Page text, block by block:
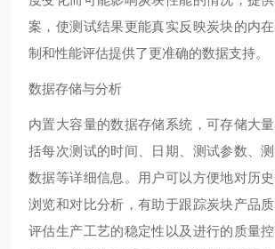
案，使测试结果更能真实反映炭块的内
制和性能评估提供了更准确的数据支持。
数据存储与分析
内置大容量的数据存储系统，可存储大
括每次测试的时间、日期、测试参数、
数据等详细信息。用户可以方便地对历史
浏览和对比分析，有助于跟踪炭块产品质
评估生产工艺的稳定性以及进行的质量控